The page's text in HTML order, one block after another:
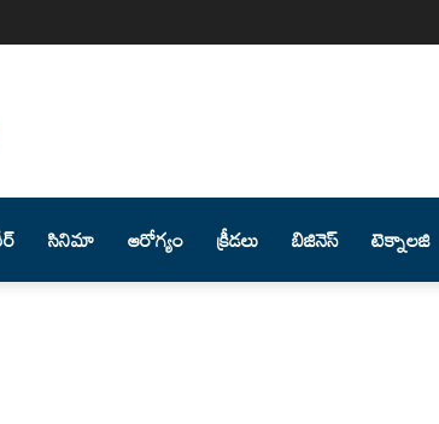
సినిమా ఆరోగ్యం క్రీడలు బిజినెస్ టెక్నాలజి